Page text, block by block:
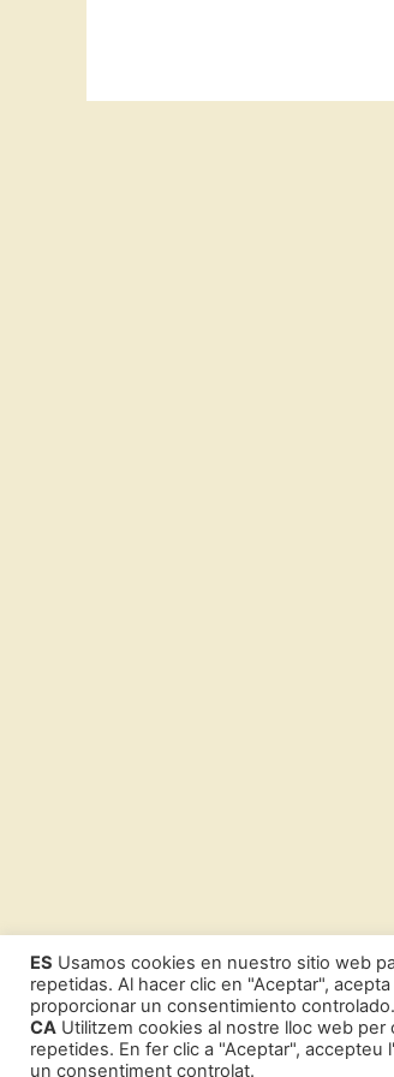
ES Usamos cookies en nuestro sitio web
repetidas. Al hacer clic en "Aceptar",
proporcionar un consentimiento controlado.
CA Utilitzem cookies al nostre lloc web
repetides. En fer clic a "Aceptar",
un consentiment controlat.